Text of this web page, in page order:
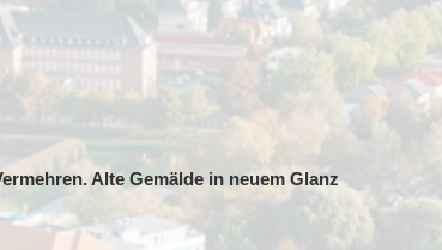
Alte Gemälde in neuem Glanz